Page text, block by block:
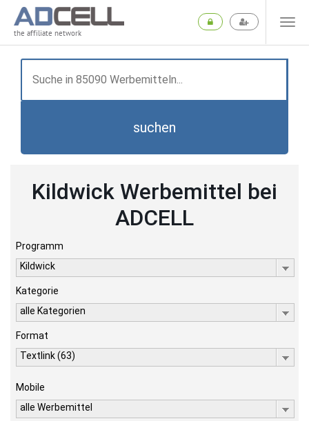
the affiliate network
suchen
Kildwick Werbemittel bei
ADCELL
Programm
Kildwick
Kategorie
alle Kategorien
Format
Textlink (63)
Mobile
alle Werbemittel